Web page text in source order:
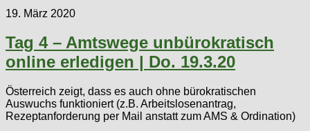
19. März 2020
Tag 4 – Amtswege unbürokratisch
online erledigen | Do. 19.3.20
Österreich zeigt, dass es auch ohne bürokratischen
Auswuchs funktioniert (z.B. Arbeitslosenantrag,
Rezeptanforderung per Mail anstatt zum AMS & Ordination)